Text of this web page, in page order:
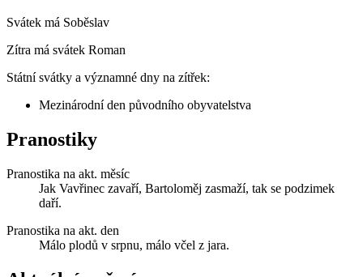
Svátek má Soběslav
Zítra má svátek Roman
Státní svátky a významné dny na zítřek:
Mezinárodní den původního obyvatelstva
Pranostiky
Pranostika na akt. měsíc
Jak Vavřinec zavaří, Bartoloměj zasmaží, tak se podzimek
daří.
Pranostika na akt. den
Málo plodů v srpnu, málo včel z jara.